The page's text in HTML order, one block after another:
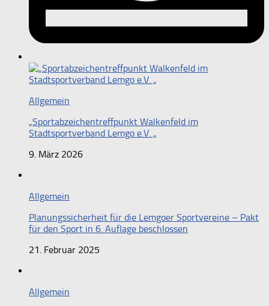
Allgemein
„Sportabzeichentreffpunkt Walkenfeld im
Stadtsportverband Lemgo e.V. „
9. März 2026
Allgemein
Planungssicherheit für die Lemgoer Sportvereine – Pakt
für den Sport in 6. Auflage beschlossen
21. Februar 2025
Allgemein